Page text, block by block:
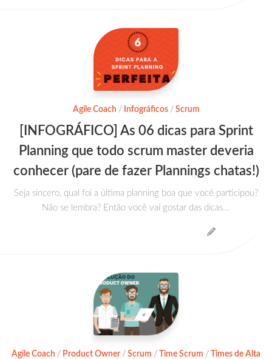
Agile Coach / Infográficos/ Scrum
[INFOGRÁFICO] As 06 dicas para Sprint
Planning que todo scrum master deveria
conhecer (pare de fazer Plannings chatas!)
Seja sincero, qual foi a última planning boa que você participou?
Não se lembra? Então você vai gostar das dicas...
Agile Coach / Product Owner / Scrum / Time Scrum / Times de Alta